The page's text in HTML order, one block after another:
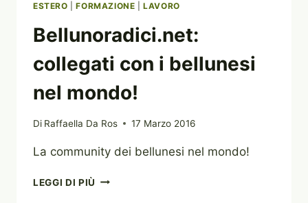
ESTERO |FORMAZIONE |LAVORO
Bellunoradici.net:
collegati con i bellunesi
nel mondo!
Di Raffaella Da Ros 17 Marzo 2016
La community dei bellunesi nel mondo!
LEGGI DI PIÙ BELLUNORADICI.NET: